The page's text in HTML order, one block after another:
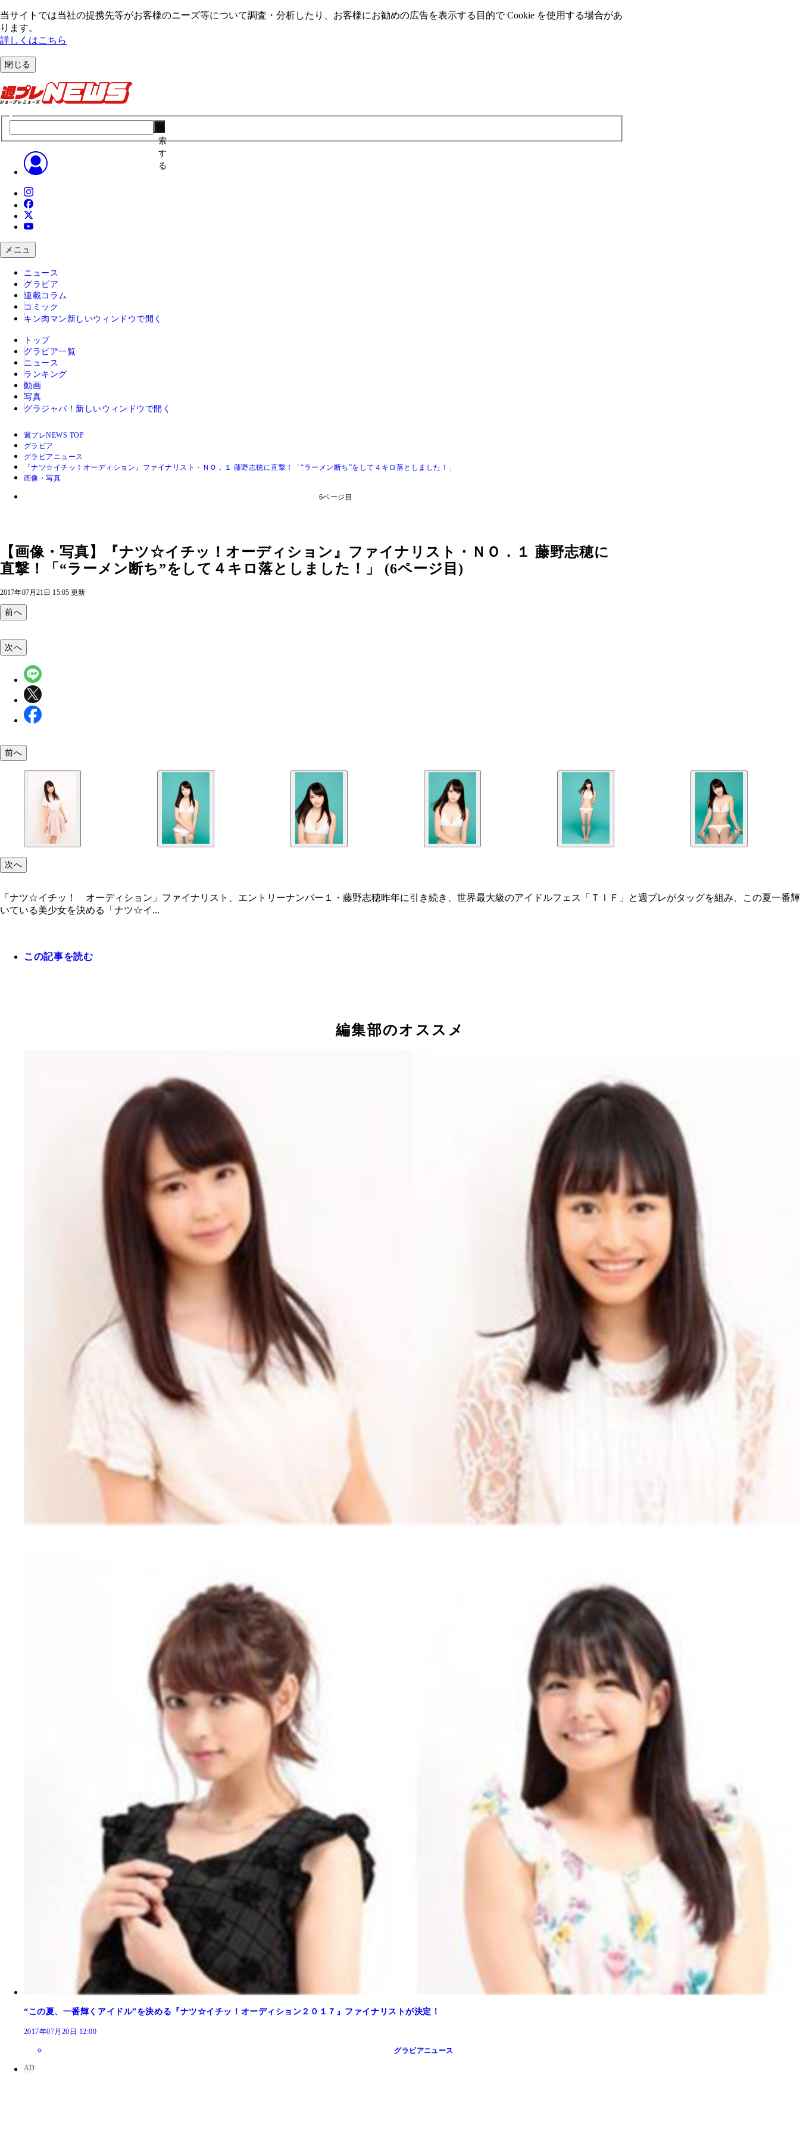
当サイトでは当社の提携先等がお客様のニーズ等について調査・分析したり、お客様にお勧めの広告を表⽰する⽬的で Cookie を使⽤する場合があ
ります。
詳しくはこちら
閉じる
索
す
る
メニュ
ニュース
グラビア
連載コラム
コミック
キン肉マン 新しいウィンドウで開く
トップ
グラビア一覧
ニュース
ランキング
動画
写真
グラジャパ！ 新しいウィンドウで開く
週プレNEWS TOP
グラビア
グラビアニュース
『ナツ☆イチッ！オーディション』ファイナリスト・ＮＯ．１ 藤野志穂に直撃！「“ラーメン断ち”をして４キロ落としました！」
画像・写真
6ページ目
【画像・写真】『ナツ☆イチッ！オーディション』ファイナリスト・ＮＯ．１ 藤野志穂に
直撃！「“ラーメン断ち”をして４キロ落としました！」 (6ページ目)
2017年07月21日 15:05 更新
前へ
「ナツ☆イチッ！ オーディション」ファイナリスト、エントリーナンバー１・藤野志穂
次へ
前へ
次へ
「ナツ☆イチッ！ オーディション」ファイナリスト、エントリーナンバー１・藤野志穂昨年に引き続き、世界最大級のアイドルフェス「ＴＩＦ」と週プレがタッグを組み、この夏一番輝
いている美少女を決める「ナツ☆イ...
この記事を読む
編集部のオススメ
“この夏、一番輝くアイドル”を決める『ナツ☆イチッ！オーディション２０１７』ファイナリストが決定！
2017年07月20日 12:00
グラビアニュース